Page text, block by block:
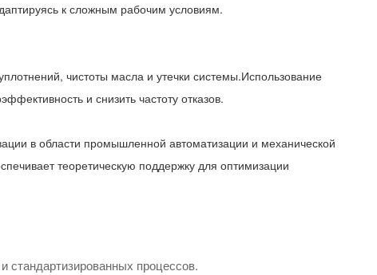
к сложным рабочим условиям.
чистоты масла и утечки системы.Использование
и снизить частоту отказов.
в области промышленной автоматизации и механической
теоретическую поддержку для оптимизации
стандартизированных процессов.